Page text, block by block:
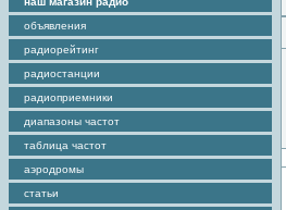
объявления
радиорейтинг
радиостанции
радиоприемники
диапазоны частот
таблица частот
аэродромы
статьи